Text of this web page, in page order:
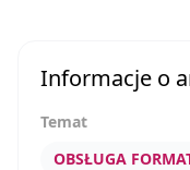
Informacje o
Temat
OBSŁUGA